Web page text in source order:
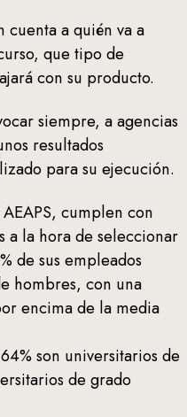
cuenta a quién va a
que tipo de
con su producto.
siempre, a agencias
resultados
para su ejecución.
cumplen con
a la hora de seleccionar
de sus empleados
hombres, con una
encima de la media
son universitarios de
de grado